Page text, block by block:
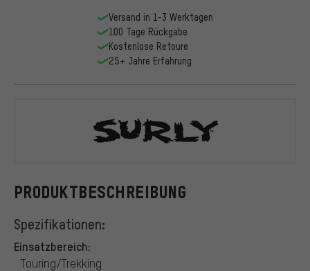
PRODUKTBESCHREIBUNG
Spezifikationen:
Einsatzbereich:
Touring/Trekking
Versand in 1-3 Werktagen
100 Tage Rückgabe
Kostenlose Retoure
25+ Jahre Erfahrung